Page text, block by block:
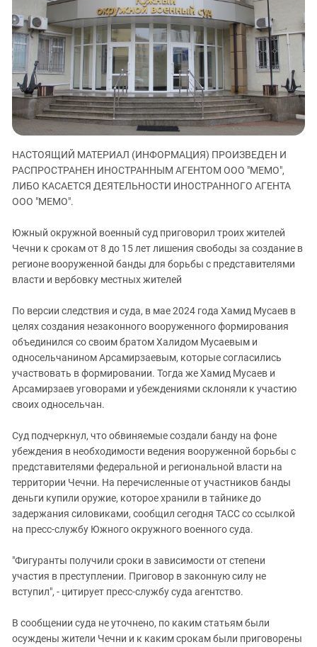
ЗАСТАВЛЯЕТ
КАВКАЗ ЗА ПАЛЕСТИНУ
ИНАКОМЫСЛИЕ В ЧЕЧНЕ
ПРЕСЛЕДОВАНИЕ АКТИВИСТОВ
МОБИЛИЗАЦИЯ И ПРОТЕСТЫ
Ингушетия
Кабардино-Балкария
Калмыкия
Карачаево-Черкесия
Краснодарский край
Российская Федерация
Ростовская область
СКФО
Ставропольский край
Чечня
Южный Кавказ
ЮФО
НАСТОЯЩИЙ МАТЕРИАЛ (ИНФОРМАЦИЯ) ПРОИЗВЕДЕН И
РАСПРОСТРАНЕН ИНОСТРАННЫМ АГЕНТОМ ООО "МЕМО",
ЛИБО КАСАЕТСЯ ДЕЯТЕЛЬНОСТИ ИНОСТРАННОГО АГЕНТА
ООО "МЕМО".
Южный окружной военный суд приговорил троих жителей
Чечни к срокам от 8 до 15 лет лишения свободы за создание в
регионе вооруженной банды для борьбы с представителями
власти и вербовку местных жителей
По версии следствия и суда, в мае 2024 года Хамид Мусаев в
целях создания незаконного вооруженного формирования
объединился со своим братом Халидом Мусаевым и
односельчанином Арсамирзаевым, которые согласились
участвовать в формировании. Тогда же Хамид Мусаев и
Арсамирзаев уговорами и убеждениями склоняли к участию
своих односельчан.
Суд подчеркнул, что обвиняемые создали банду на фоне
убеждения в необходимости ведения вооруженной борьбы с
представителями федеральной и региональной власти на
территории Чечни. На перечисленные от участников банды
деньги купили оружие, которое хранили в тайнике до
задержания силовиками, сообщил сегодня ТАСС со ссылкой
на пресс-службу Южного окружного военного суда.
"Фигуранты получили сроки в зависимости от степени
участия в преступлении. Приговор в законную силу не
вступил", - цитирует пресс-службу суда агентство.
В сообщении суда не уточнено, по каким статьям были
осуждены жители Чечни и к каким срокам были приговорены